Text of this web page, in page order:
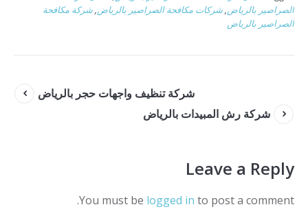
الصراصير بالرياض,شركات مكافحة الصراصير بالرياض,شركة مكافحة
الصراصير بالرياض
شركة تنظيف واجهات حجر بالرياض
شركة رش المبيدات بالرياض
Leave a Reply
You must be logged in to post a comment.